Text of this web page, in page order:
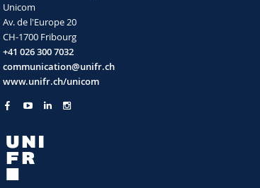
Unicom
Av. de l'Europe 20
CH-1700 Fribourg
+41 026 300 7032
communication@unifr.ch
www.unifr.ch/unicom